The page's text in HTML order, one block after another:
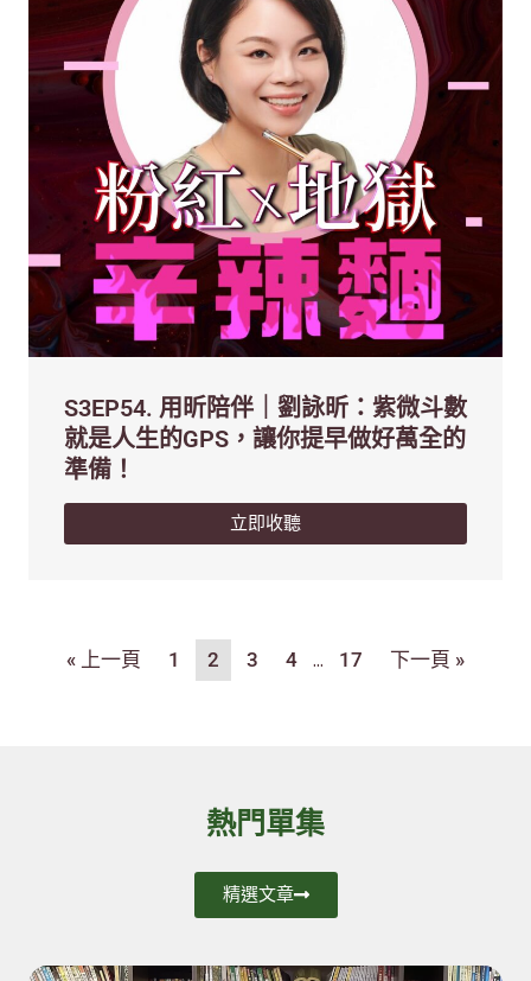
S3EP54. 用昕陪伴｜劉詠昕：紫微斗數
就是人生的GPS，讓你提早做好萬全的
準備！
立即收聽
« 上一頁 1 2 3 4 ... 17 下一頁 »
熱門單集
精選文章